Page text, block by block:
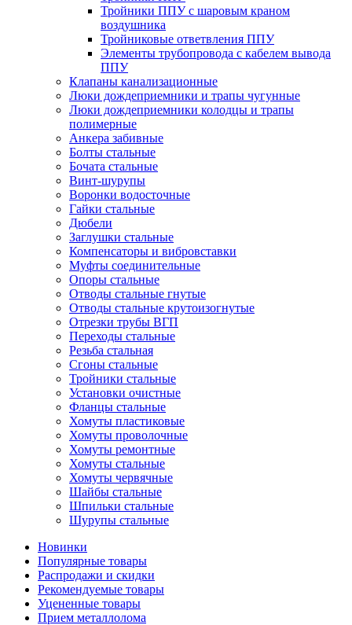
Тройники ППУ с шаровым краном
воздушника
Тройниковые ответвления ППУ
Элементы трубопровода с кабелем вывода
ППУ
Клапаны канализационные
Люки дождеприемники и трапы чугунные
Люки дождеприемники колодцы и трапы
полимерные
Анкера забивные
Болты стальные
Бочата стальные
Винт-шурупы
Воронки водосточные
Гайки стальные
Дюбели
Заглушки стальные
Компенсаторы и вибровставки
Муфты соединительные
Опоры стальные
Отводы стальные гнутые
Отводы стальные крутоизогнутые
Отрезки трубы ВГП
Переходы стальные
Резьба стальная
Сгоны стальные
Тройники стальные
Установки очистные
Фланцы стальные
Хомуты пластиковые
Хомуты проволочные
Хомуты ремонтные
Хомуты стальные
Хомуты червячные
Шайбы стальные
Шпильки стальные
Шурупы стальные
Новинки
Популярные товары
Распродажи и скидки
Рекомендуемые товары
Уцененные товары
Прием металлолома